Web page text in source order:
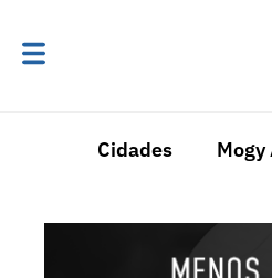
Cidades